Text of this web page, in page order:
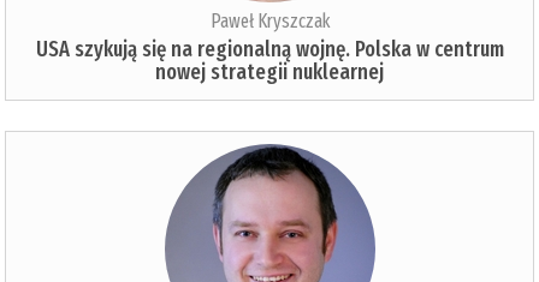
Paweł Kryszczak
USA szykują się na regionalną wojnę. Polska w centrum
nowej strategii nuklearnej